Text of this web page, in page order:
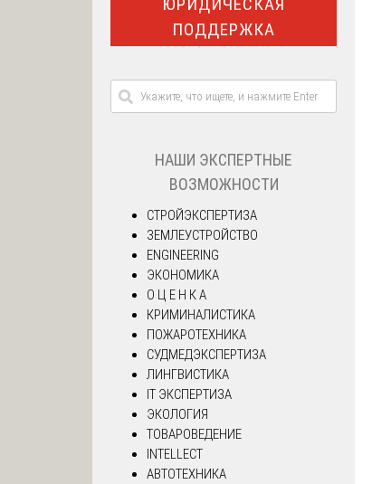
ПОДДЕРЖКА
НАШИ ЭКСПЕРТНЫЕ
ВОЗМОЖНОСТИ
СТРОЙЭКСПЕРТИЗА
ЗЕМЛЕУСТРОЙСТВО
ENGINEERING
ЭКОНОМИКА
О Ц Е Н К А
КРИМИНАЛИСТИКА
ПОЖАРОТЕХНИКА
СУДМЕДЭКСПЕРТИЗА
ЛИНГВИСТИКА
IT ЭКСПЕРТИЗА
ЭКОЛОГИЯ
ТОВАРОВЕДЕНИЕ
INTELLECT
АВТОТЕХНИКА